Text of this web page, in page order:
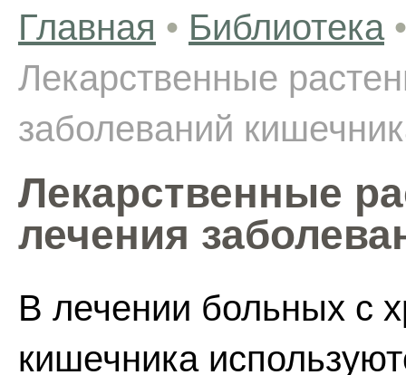
Главная • Библиотека •
Лекарственные
заболеваний
Лекарственные
лечения
В лечении больных с
кишечника